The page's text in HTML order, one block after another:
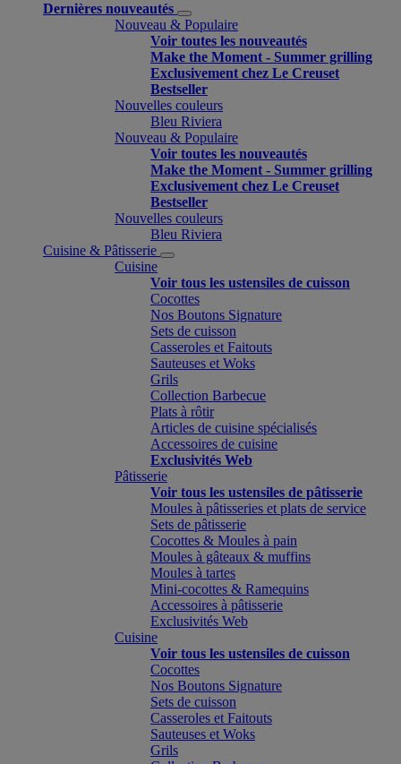
Dernières nouveautés
Nouveau & Populaire
Voir toutes les nouveautés
Make the Moment - Summer grilling
Exclusivement chez Le Creuset
Bestseller
Nouvelles couleurs
Bleu Riviera
Nouveau & Populaire
Voir toutes les nouveautés
Make the Moment - Summer grilling
Exclusivement chez Le Creuset
Bestseller
Nouvelles couleurs
Bleu Riviera
Cuisine & Pâtisserie
Cuisine
Voir tous les ustensiles de cuisson
Cocottes
Nos Boutons Signature
Sets de cuisson
Casseroles et Faitouts
Sauteuses et Woks
Grils
Collection Barbecue
Plats à rôtir
Articles de cuisine spécialisés
Accessoires de cuisine
Exclusivités Web
Pâtisserie
Voir tous les ustensiles de pâtisserie
Moules à pâtisseries et plats de service
Sets de pâtisserie
Cocottes & Moules à pain
Moules à gâteaux & muffins
Moules à tartes
Mini-cocottes & Ramequins
Accessoires à pâtisserie
Exclusivités Web
Cuisine
Voir tous les ustensiles de cuisson
Cocottes
Nos Boutons Signature
Sets de cuisson
Casseroles et Faitouts
Sauteuses et Woks
Grils